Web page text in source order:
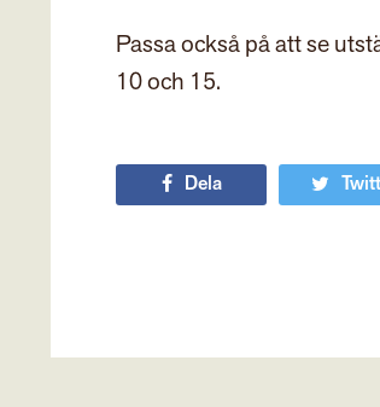
Passa också på att se
10 och 15.
Dela